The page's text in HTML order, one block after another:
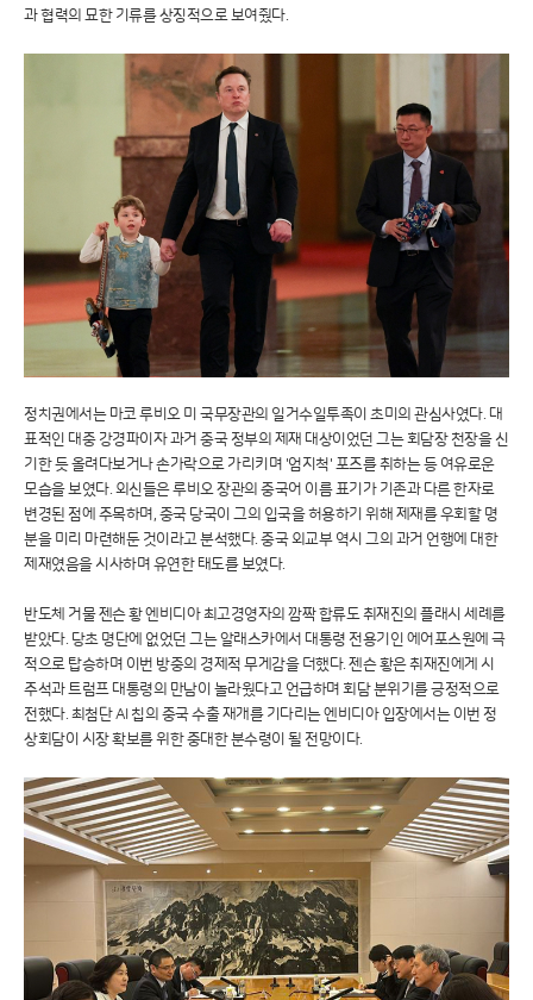
과 협력의 묘한 기류를 상징적으로 보여줬다.
정치권에서는 마코 루비오 미 국무장관의 일거수일투족이 초미의 관심사였다. 대
표적인 대중 강경파이자 과거 중국 정부의 제재 대상이었던 그는 회담장 천장을 신
기한 듯 올려다보거나 손가락으로 가리키며 '엄지척' 포즈를 취하는 등 여유로운
모습을 보였다. 외신들은 루비오 장관의 중국어 이름 표기가 기존과 다른 한자로
변경된 점에 주목하며, 중국 당국이 그의 입국을 허용하기 위해 제재를 우회할 명
분을 미리 마련해둔 것이라고 분석했다. 중국 외교부 역시 그의 과거 언행에 대한
제재였음을 시사하며 유연한 태도를 보였다.
반도체 거물 젠슨 황 엔비디아 최고경영자의 깜짝 합류도 취재진의 플래시 세례를
받았다. 당초 명단에 없었던 그는 알래스카에서 대통령 전용기인 에어포스원에 극
적으로 탑승하며 이번 방중의 경제적 무게감을 더했다. 젠슨 황은 취재진에게 시
주석과 트럼프 대통령의 만남이 놀라웠다고 언급하며 회담 분위기를 긍정적으로
전했다. 최첨단 AI 칩의 중국 수출 재개를 기다리는 엔비디아 입장에서는 이번 정
상회담이 시장 확보를 위한 중대한 분수령이 될 전망이다.